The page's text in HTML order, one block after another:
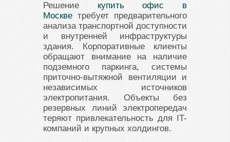
Решение купить офис в
Москве требует предварительного
анализа транспортной доступности
и внутренней инфраструктуры
здания. Корпоративные клиенты
обращают внимание на наличие
подземного паркинга, системы
приточно-вытяжной вентиляции и
независимых источников
электропитания. Объекты без
резервных линий электропередач
теряют привлекательность для IT-
компаний и крупных холдингов.